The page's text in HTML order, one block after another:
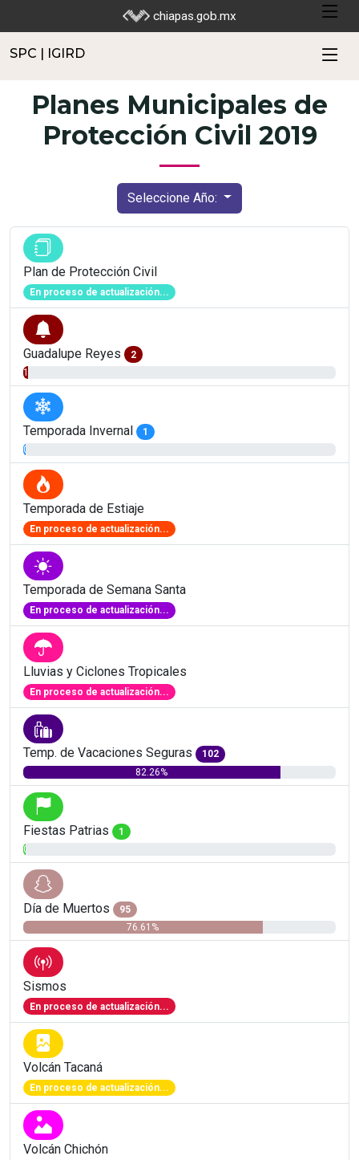
chiapas.gob.mx
SPC | IGIRD
Planes Municipales de
Protección Civil 2019
Seleccione Año:
Plan de Protección Civil
En proceso de actualización...
Guadalupe Reyes
2
1.61%
Temporada Invernal
1
0.81%
Temporada de Estiaje
En proceso de actualización...
Temporada de Semana Santa
En proceso de actualización...
Lluvias y Ciclones Tropicales
En proceso de actualización...
Temp. de Vacaciones Seguras
102
82.26%
Fiestas Patrias
1
0.81%
Día de Muertos
95
76.61%
Sismos
En proceso de actualización...
Volcán Tacaná
En proceso de actualización...
Volcán Chichón